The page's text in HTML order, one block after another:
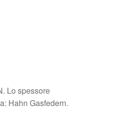
Lo spessore
Hahn Gasfedern.